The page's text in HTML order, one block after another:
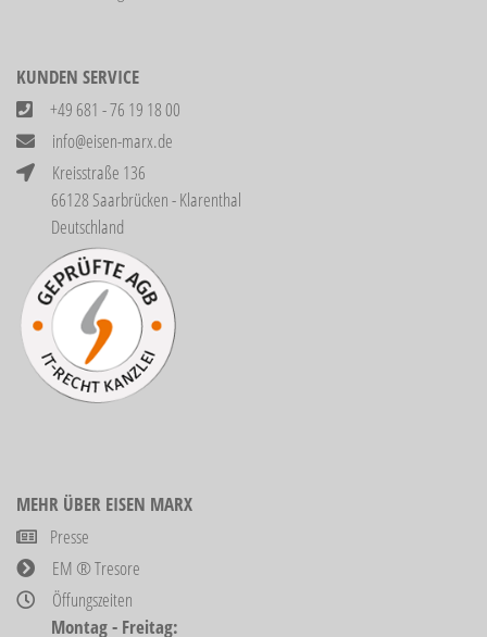
KUNDEN SERVICE
+49 681 - 76 19 18 00
info@eisen-marx.de
Kreisstraße 136
66128 Saarbrücken - Klarenthal
Deutschland
MEHR ÜBER EISEN MARX
Presse
EM ® Tresore
Öffungszeiten
Montag - Freitag: